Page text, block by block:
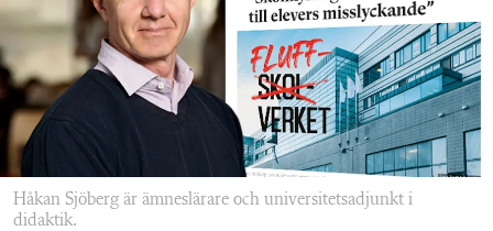
Håkan Sjöberg är ämneslärare och universitetsadjunkt i
didaktik.